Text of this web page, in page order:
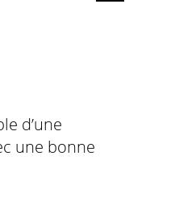
d’une
une bonne